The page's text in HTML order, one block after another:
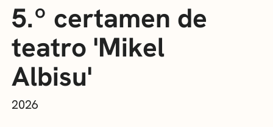
5.º certamen de
teatro 'Mikel
Albisu'
2026